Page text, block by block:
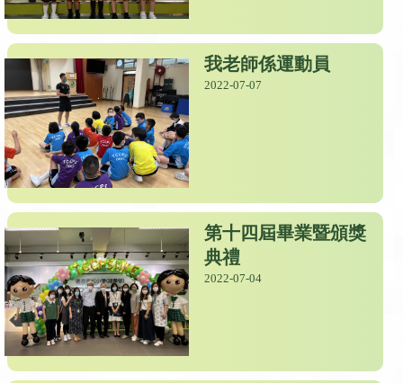
我老師係運動員
2022-07-07
第十四屆畢業暨頒獎
典禮
2022-07-04